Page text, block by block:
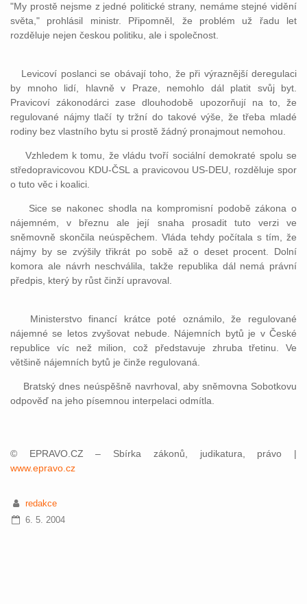
"My prostě nejsme z jedné politické strany, nemáme stejné vidění
světa," prohlásil ministr. Připomněl, že problém už řadu let
rozděluje nejen českou politiku, ale i společnost.
Levicoví poslanci se obávají toho, že při výraznější deregulaci
by mnoho lidí, hlavně v Praze, nemohlo dál platit svůj byt.
Pravicoví zákonodárci zase dlouhodobě upozorňují na to, že
regulované nájmy tlačí ty tržní do takové výše, že třeba mladé
rodiny bez vlastního bytu si prostě žádný pronajmout nemohou.
Vzhledem k tomu, že vládu tvoří sociální demokraté spolu se
středopravicovou KDU-ČSL a pravicovou US-DEU, rozděluje spor
o tuto věc i koalici.
Sice se nakonec shodla na kompromisní podobě zákona o
nájemném, v březnu ale její snaha prosadit tuto verzi ve
sněmovně skončila neúspěchem. Vláda tehdy počítala s tím, že
nájmy by se zvýšily třikrát po sobě až o deset procent. Dolní
komora ale návrh neschválila, takže republika dál nemá právní
předpis, který by růst činží upravoval.
Ministerstvo financí krátce poté oznámilo, že regulované
nájemné se letos zvyšovat nebude. Nájemních bytů je v České
republice víc než milion, což představuje zhruba třetinu. Ve
většině nájemních bytů je činže regulovaná.
Bratský dnes neúspěšně navrhoval, aby sněmovna Sobotkovu
odpověď na jeho písemnou interpelaci odmítla.
© EPRAVO.CZ – Sbírka zákonů, judikatura, právo |
www.epravo.cz
redakce
6. 5. 2004